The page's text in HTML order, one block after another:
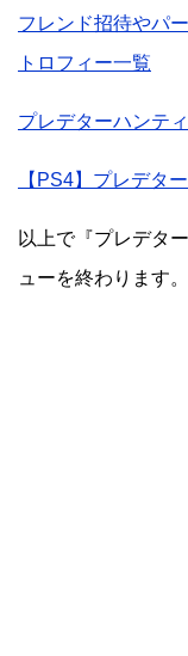
フレンド招待やパ
トロフィー一覧
プレデターハンテ
【PS4】プレデタ
以上で『プレデタ
ューを終わります。